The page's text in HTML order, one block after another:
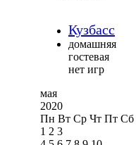
Кузбасс
домашняя
гостевая
нет игр
мая
2020
Пн Вт Ср Чт Пт Сб
1 2 3